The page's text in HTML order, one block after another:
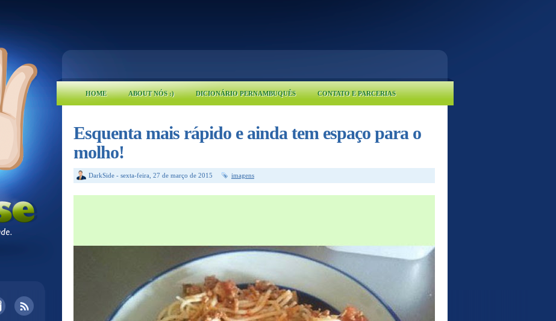
HOME ABOUT NÓS :) DICIONÁRIO PERNAMBUQUÊS CONTATO E PARCERIAS
Esquenta mais rápido e ainda tem espaço para o
molho!
DarkSide - sexta-feira, 27 de março de 2015 imagens